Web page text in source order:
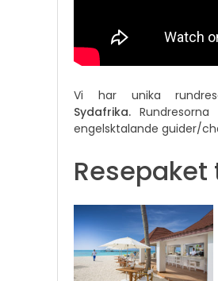
Vi har unika
Sydafrika.
engelsktalande guider/